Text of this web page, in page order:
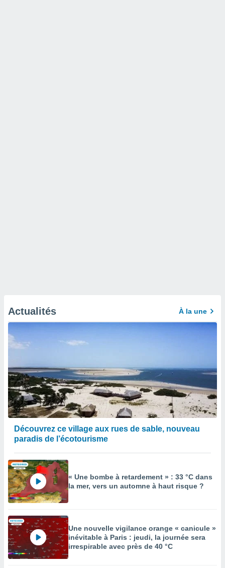
Actualités À la une
Découvrez ce village aux rues de sable, nouveau
paradis de l’écotourisme
« Une bombe à retardement » : 33 °C dans
la mer, vers un automne à haut risque ?
Une nouvelle vigilance orange « canicule »
inévitable à Paris : jeudi, la journée sera
irrespirable avec près de 40 °C